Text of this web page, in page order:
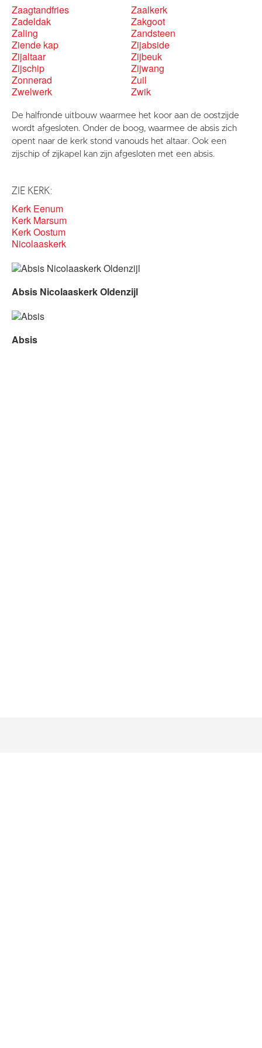
Zaagtandfries
Zaalkerk
Zadeldak
Zakgoot
Zaling
Zandsteen
Ziende kap
Zijabside
Zijaltaar
Zijbeuk
Zijschip
Zijwang
Zonnerad
Zuil
Zwelwerk
Zwik
De halfronde uitbouw waarmee het koor aan de oostzijde
wordt afgesloten. Onder de boog, waarmee de absis zich
opent naar de kerk stond vanouds het altaar. Ook een
zijschip of zijkapel kan zijn afgesloten met een absis.
ZIE KERK:
Kerk Eenum
Kerk Marsum
Kerk Oostum
Nicolaaskerk
Absis Nicolaaskerk Oldenzijl
Absis